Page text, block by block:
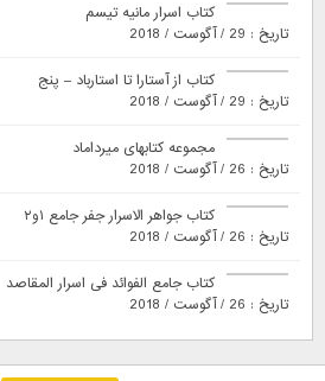
کتاب اسرار مانیه تیسم
تاریخ : 29 / آگوست / 2018
کتاب از آستارا تا استارباد – پنج
تاریخ : 29 / آگوست / 2018
مجموعه کتابهای میرداماد
تاریخ : 26 / آگوست / 2018
کتاب جواهر الاسرار جفر جامع ۱و۲
تاریخ : 26 / آگوست / 2018
کتاب جامع الفوائد فی اسرار المقاصد
تاریخ : 26 / آگوست / 2018